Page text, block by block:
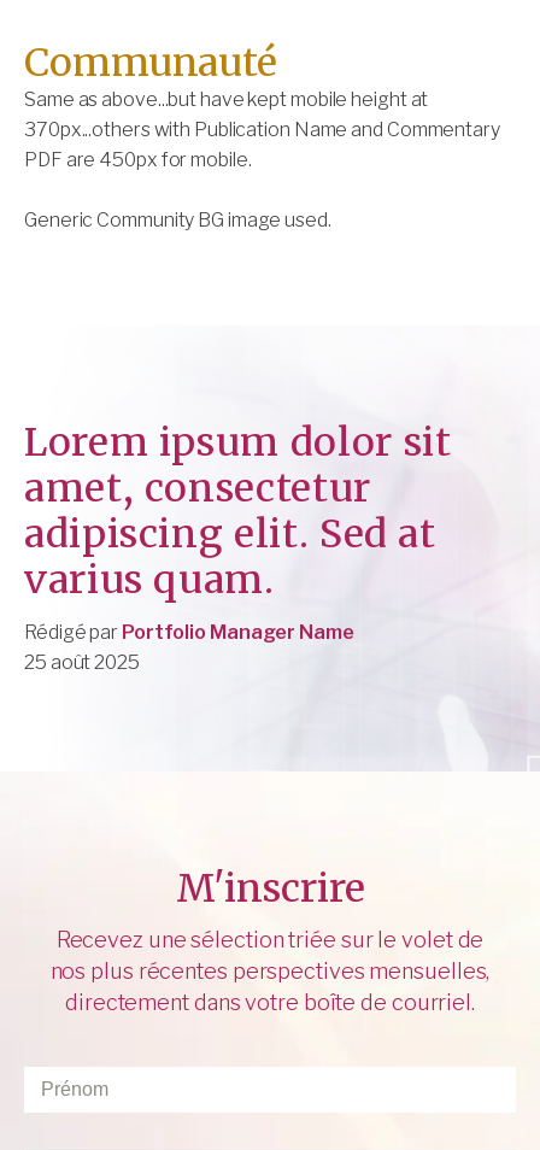
Communauté
Same as above...but have kept mobile height at
370px...others with Publication Name and Commentary
PDF are 450px for mobile.
Generic Community BG image used.
Lorem ipsum dolor sit
amet, consectetur
adipiscing elit. Sed at
varius quam.
Rédigé par Portfolio Manager Name
25 août 2025
M'inscrire
Recevez une sélection triée sur le volet de
nos plus récentes perspectives mensuelles,
directement dans votre boîte de courriel.
Prénom*